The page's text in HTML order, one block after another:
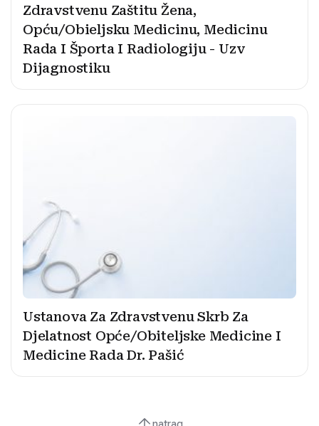
Zdravstvenu Zaštitu Žena,
Opću/Obieljsku Medicinu, Medicinu
Rada I Športa I Radiologiju - Uzv
Dijagnostiku
Ustanova Za Zdravstvenu Skrb Za
Djelatnost Opće/Obiteljske Medicine I
Medicine Rada Dr. Pašić